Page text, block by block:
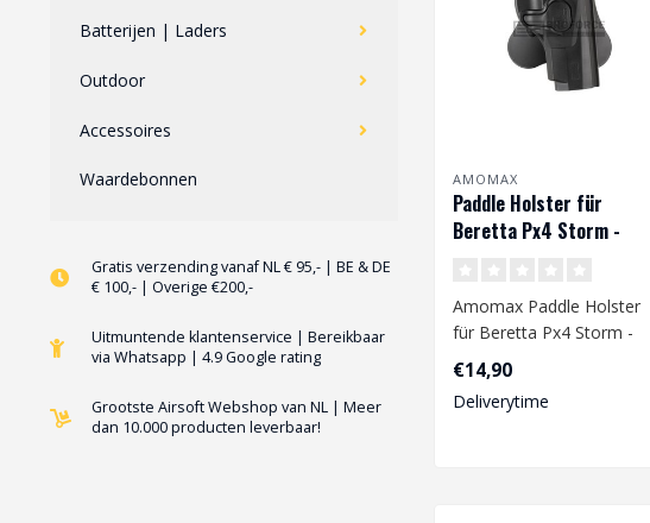
Batterijen | Laders
Outdoor
Accessoires
Waardebonnen
Gratis verzending vanaf NL € 95,- | BE & DE
€ 100,- | Overige €200,-
Uitmuntende klantenservice | Bereikbaar
via Whatsapp | 4.9 Google rating
Grootste Airsoft Webshop van NL | Meer
dan 10.000 producten leverbaar!
AMOMAX
Paddle Holster für
Beretta Px4 Storm -
Amomax Paddle Holster
für Beretta Px4 Storm -
Black
€14,90
Deliverytime